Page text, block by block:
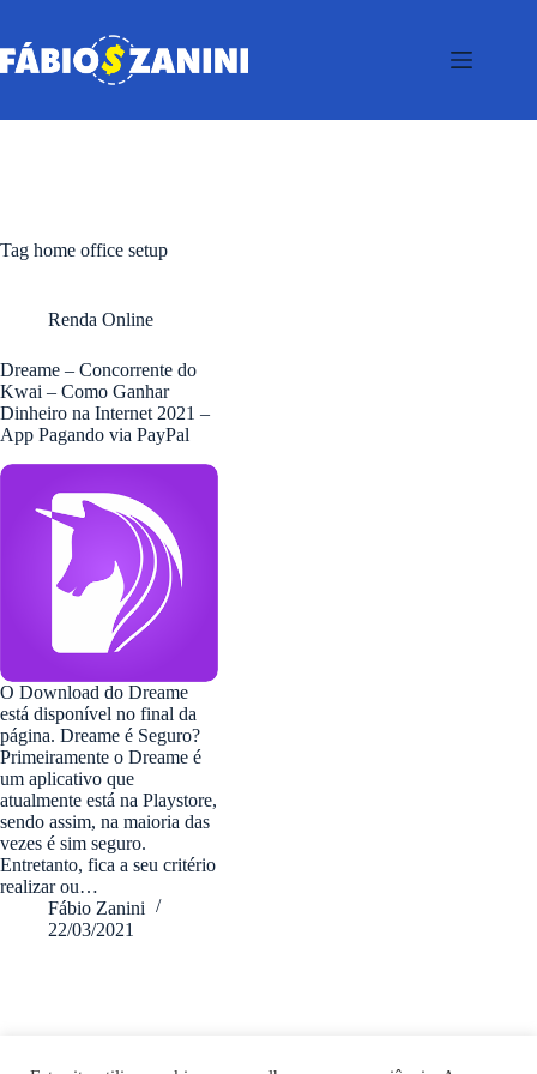
o
conteúdo
Tag home office setup
Renda Online
Dreame – Concorrente do
Kwai – Como Ganhar
Dinheiro na Internet 2021 –
App Pagando via PayPal
O Download do Dreame
está disponível no final da
página. Dreame é Seguro?
Primeiramente o Dreame é
um aplicativo que
atualmente está na Playstore,
sendo assim, na maioria das
vezes é sim seguro.
Entretanto, fica a seu critério
realizar ou…
Fábio Zanini
22/03/2021